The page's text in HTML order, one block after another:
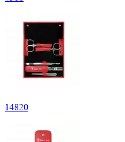
14820